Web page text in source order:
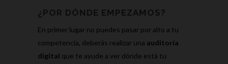
¿POR DÓNDE EMPEZAMOS?
En primer lugar no puedes pasar por alto a tu
competencia, deberás realizar una auditoría
digital que te ayude a ver dónde está tu